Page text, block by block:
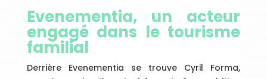
Evenementia, un acteur
engagé dans le tourisme
familial
Derrière Evenementia se trouve Cyril Forma,